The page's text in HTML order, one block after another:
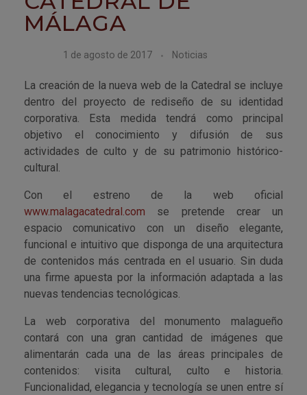
MÁLAGA
1 de agosto de 2017 Noticias
La creación de la nueva web de la Catedral se incluye
dentro del proyecto de rediseño de su identidad
corporativa. Esta medida tendrá como principal
objetivo el conocimiento y difusión de sus
actividades de culto y de su patrimonio histórico-
cultural.
Con el estreno de la web oficial
www.malagacatedral.com se pretende crear un
espacio comunicativo con un diseño elegante,
funcional e intuitivo que disponga de una arquitectura
de contenidos más centrada en el usuario. Sin duda
una firme apuesta por la información adaptada a las
nuevas tendencias tecnológicas.
La web corporativa del monumento malagueño
contará con una gran cantidad de imágenes que
alimentarán cada una de las áreas principales de
contenidos: visita cultural, culto e historia.
Funcionalidad, elegancia y tecnología se unen entre sí